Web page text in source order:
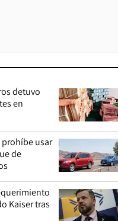
detuvo
en
prohíbe usar
de
Kaiser tras